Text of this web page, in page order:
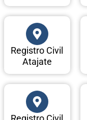
Registro Civil
Atajate